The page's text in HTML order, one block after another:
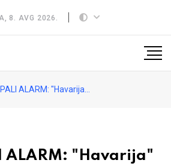
8. AVG 2026.
"Havarija" u Našoj stranci, pominju se ostavke
ALARM: "Havarija"